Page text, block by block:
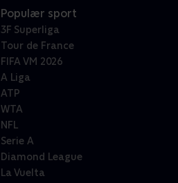
Populær sport
3F Superliga
Tour de France
FIFA VM 2026
A Liga
ATP
WTA
NFL
Serie A
Diamond League
La Vuelta